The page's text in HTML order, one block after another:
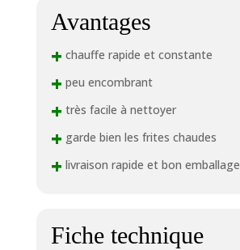
Avantages
+ chauffe rapide et constante
+ peu encombrant
+ très facile à nettoyer
+ garde bien les frites chaudes
+ livraison rapide et bon emballage
Fiche technique